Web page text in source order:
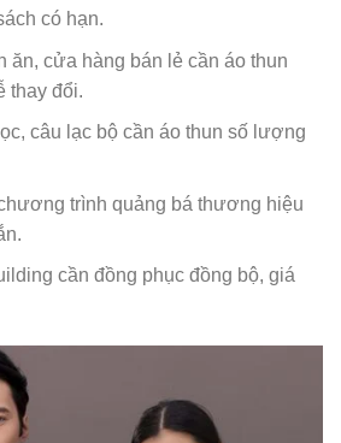
có hạn.
ăn, cửa hàng bán lẻ cần áo thun
thay đổi.
câu lạc bộ cần áo thun số lượng
trình quảng bá thương hiệu
cần đồng phục đồng bộ, giá